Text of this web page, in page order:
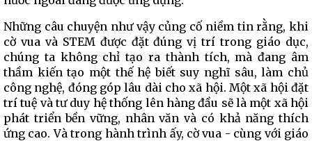
Những câu chuyện như vậy củng cố niềm tin rằng, khi
cờ vua và STEM được đặt đúng vị trí trong giáo dục,
chúng ta không chỉ tạo ra thành tích, mà đang âm
thầm kiến tạo một thế hệ biết suy nghĩ sâu, làm chủ
công nghệ, đóng góp lâu dài cho xã hội. Một xã hội đặt
trí tuệ và tư duy hệ thống lên hàng đầu sẽ là một xã hội
phát triển bền vững, nhân văn và có khả năng thích
ứng cao. Và trong hành trình ấy, cờ vua - cùng với giáo